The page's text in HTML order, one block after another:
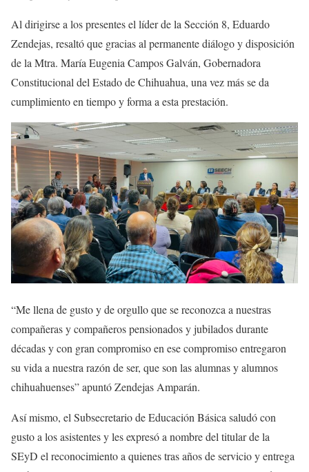
Al dirigirse a los presentes el líder de la Sección 8, Eduardo
Zendejas, resaltó que gracias al permanente diálogo y disposición
de la Mtra. María Eugenia Campos Galván, Gobernadora
Constitucional del Estado de Chihuahua, una vez más se da
cumplimiento en tiempo y forma a esta prestación.
“Me llena de gusto y de orgullo que se reconozca a nuestras
compañeras y compañeros pensionados y jubilados durante
décadas y con gran compromiso en ese compromiso entregaron
su vida a nuestra razón de ser, que son las alumnas y alumnos
chihuahuenses” apuntó Zendejas Amparán.
Así mismo, el Subsecretario de Educación Básica saludó con
gusto a los asistentes y les expresó a nombre del titular de la
SEyD el reconocimiento a quienes tras años de servicio y entrega